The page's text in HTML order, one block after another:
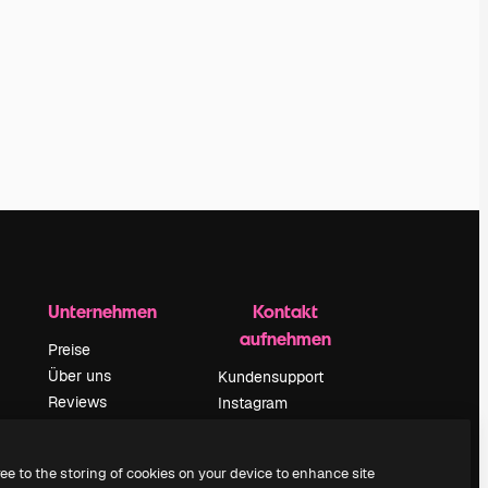
Unternehmen
Preise
Über uns
Reviews
Blog
Kontakt
aufnehmen
Kundensupport
Instagram
TikTok
to the storing of cookies on your device to enhance site